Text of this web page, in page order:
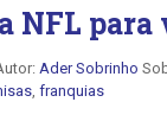
NFL para
Ader Sobrinho
franquias